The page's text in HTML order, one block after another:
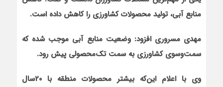
منابع آبی، تولید محصولات کشاورزی را کاهش داده است.
مهدی مسروری افزود: وضعیت منابع آبی موجب شده که
سمت‌وسوی کشاورزی به سمت تک‌محصولی پیش ‌رود.
وی با اعلام این‌که بیشتر محصولات منطقه با ۲۰سال